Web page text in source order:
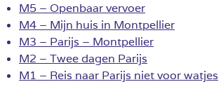
M5 – Openbaar vervoer
M4 – Mijn huis in Montpellier
M3 – Parijs – Montpellier
M2 – Twee dagen Parijs
M1 – Reis naar Parijs niet voor watjes